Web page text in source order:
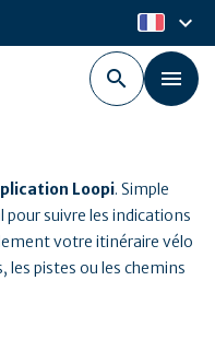
fr
keyboard_arrow_down
Loopi. Simple
suivre les indications
votre itinéraire vélo
les pistes ou les chemins